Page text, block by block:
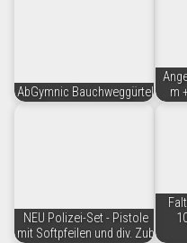
AbGymnic Bauchweggürtel
m
NEU Polizei-Set - Pistole
mit Softpfeilen und div. Zub